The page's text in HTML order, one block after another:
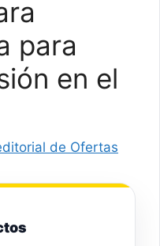
para
en el
de Ofertas